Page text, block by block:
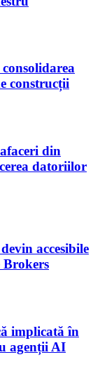
construcții
din
datoriilor
accesibile
implicată în
agenții AI